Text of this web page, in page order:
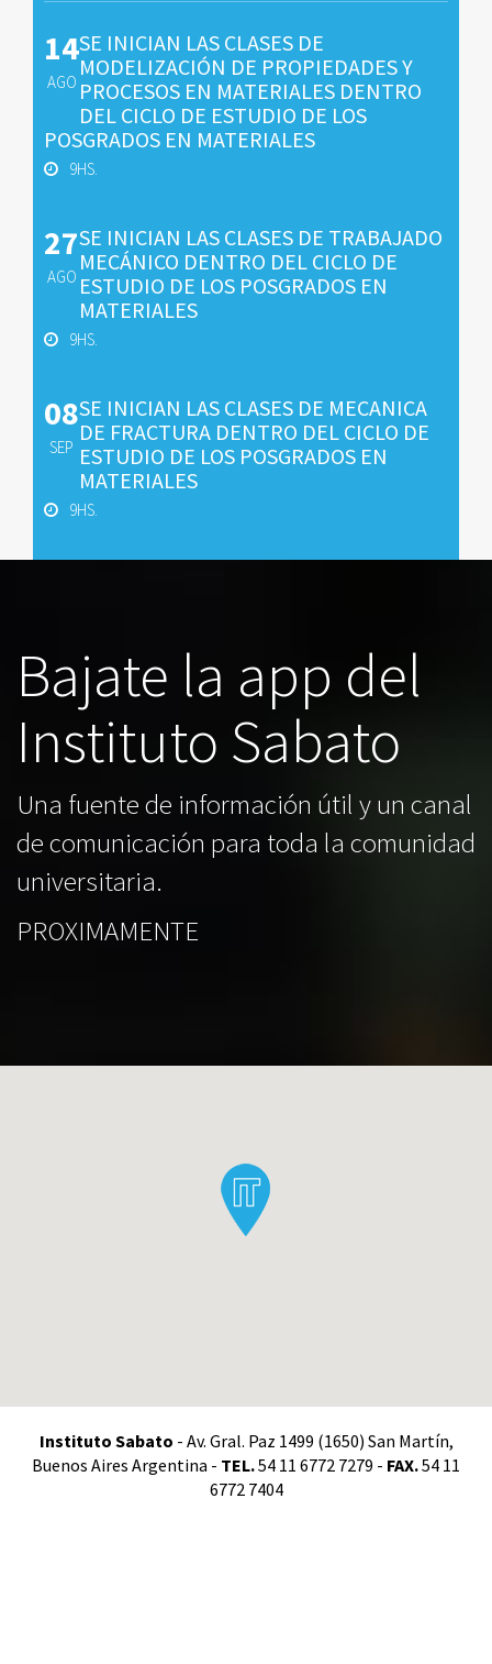
14
AGO
SE INICIAN LAS CLASES DE
MODELIZACIÓN DE PROPIEDADES Y
PROCESOS EN MATERIALES DENTRO
DEL CICLO DE ESTUDIO DE LOS
POSGRADOS EN MATERIALES
9HS.
27
AGO
SE INICIAN LAS CLASES DE TRABAJADO
MECÁNICO DENTRO DEL CICLO DE
ESTUDIO DE LOS POSGRADOS EN
MATERIALES
9HS.
08
SEP
SE INICIAN LAS CLASES DE MECANICA
DE FRACTURA DENTRO DEL CICLO DE
ESTUDIO DE LOS POSGRADOS EN
MATERIALES
9HS.
Bajate la app del
Instituto Sabato
Una fuente de información útil y un canal
de comunicación para toda la comunidad
universitaria.
PROXIMAMENTE
Instituto Sabato - Av. Gral. Paz 1499 (1650) San Martín,
Buenos Aires Argentina - TEL.54 11 6772 7279 - FAX.54 11
6772 7404